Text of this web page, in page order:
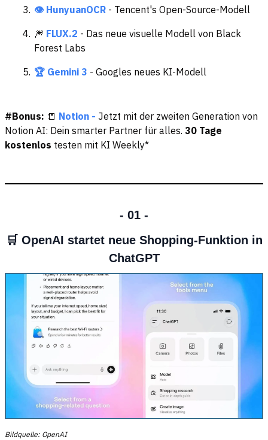
👁️ HunyuanOCR - Tencent's Open-Source-Modell
🎆 FLUX.2 - Das neue visuelle Modell von Black
Forest Labs
🏆 Gemini 3 - Googles neues KI-Modell
#Bonus: 📒 Notion - Jetzt mit der zweiten Generation von
Notion AI: Dein smarter Partner für alles. 30 Tage
kostenlos testen mit KI Weekly*
- 01 -
🛒 OpenAI startet neue Shopping-Funktion in
ChatGPT
Bildquelle: OpenAI